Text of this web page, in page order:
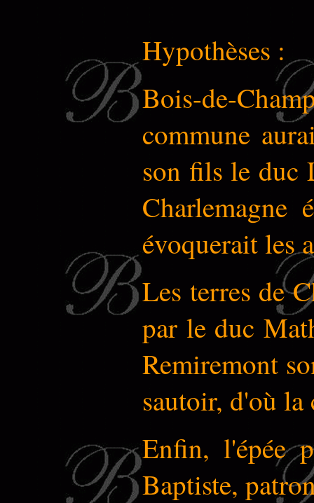
Hypothèses :
Bois-de-
commune
son fils le duc
Charlemagne
évoquerait les
Les terres de
par le duc
Remiremont
sautoir, d'où la
Enfin, l'épée
Baptiste,